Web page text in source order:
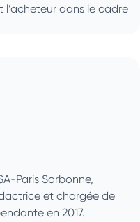
dans le cadre
Paris Sorbonne,
et chargée de
en 2017.